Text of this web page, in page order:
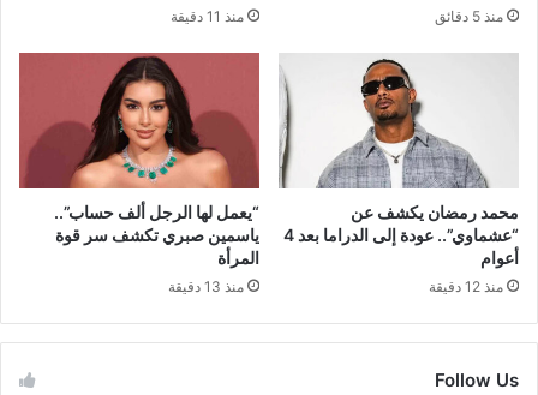
منذ 5 دقائق منذ 11 دقيقة
محمد رمضان يكشف عن
“عشماوي”.. عودة إلى الدراما بعد 4
أعوام
منذ 12 دقيقة
“يعمل لها الرجل ألف حساب”..
ياسمين صبري تكشف سر قوة
المرأة
منذ 13 دقيقة
Follow Us